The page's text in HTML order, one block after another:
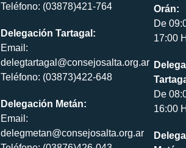
Teléfono: (03878)421-764
Delegación Tartagal:
Email:
delegtartagal@consejosalta.org.ar
Teléfono: (03873)422-648
Delegación Metán:
Email:
delegmetan@consejosalta.org.ar
Orán:
De
17:00
De
16:00